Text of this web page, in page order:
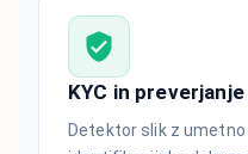
KYC in
Detektor slik z